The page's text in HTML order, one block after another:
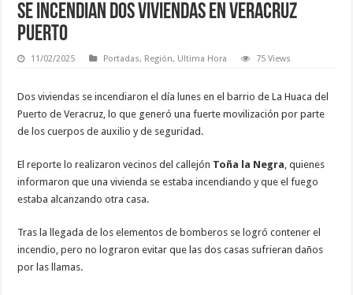
Se incendian dos viviendas en Veracruz
Puerto
11/02/2025 Portadas, Región, Ultima Hora 75 Views
Dos viviendas se incendiaron el día lunes en el barrio de La Huaca del
Puerto de Veracruz, lo que generó una fuerte movilización por parte
de los cuerpos de auxilio y de seguridad.
El reporte lo realizaron vecinos del callejón Toña la Negra , quienes
informaron que una vivienda se estaba incendiando y que el fuego
estaba alcanzando otra casa.
Tras la llegada de los elementos de bomberos se logró contener el
incendio, pero no lograron evitar que las dos casas sufrieran daños
por las llamas.